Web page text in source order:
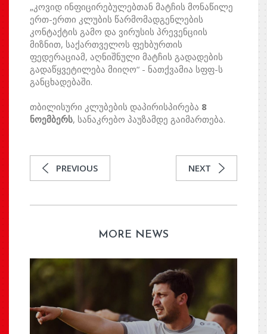
„კოვიდ ინფიცირებულებთან მატჩის მონაწილე
ერთ-ერთი კლუბის წარმომადგენლების
კონტაქტის გამო და ვირუსის პრევენციის
მიზნით, საქართველოს ფეხბურთის
ფედერაციამ, აღნიშნული მატჩის გადადების
გადაწყვეტილება მიიღო“ - ნათქვამია სფფ-ს
განცხადებაში.
თბილისური კლუბების დაპირისპირება 8
ნოემბერს, სანაკრებო პაუზამდე გაიმართება.
PREVIOUS NEXT
MORE NEWS